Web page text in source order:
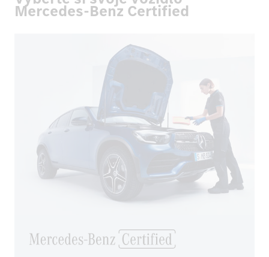
Mercedes-Benz Certified